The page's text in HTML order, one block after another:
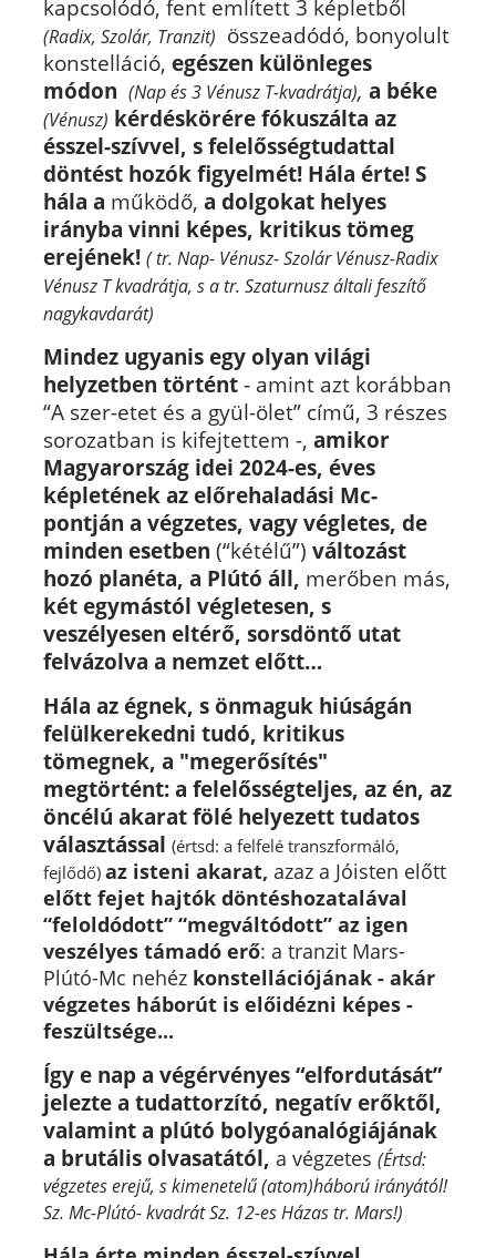
kapcsolódó, fent említett 3 képletből
(Radix, Szolár, Tranzit) összeadódó, bonyolult
konstelláció, egészen különleges
módon (Nap és 3 Vénusz T-kvadrátja), a béke
(Vénusz) kérdéskörére fókuszálta az
ésszel-szívvel, s felelősségtudattal
döntést hozók figyelmét! Hála érte! S
hála a működő, a dolgokat helyes
irányba vinni képes, kritikus tömeg
erejének! ( tr. Nap- Vénusz- Szolár Vénusz-Radix
Vénusz T kvadrátja, s a tr. Szaturnusz általi feszítő
nagykavdarát)
Mindez ugyanis egy olyan világi
helyzetben történt - amint azt korábban
“A szer-etet és a gyül-ölet” című, 3 részes
sorozatban is kifejtettem -, amikor
Magyarország idei 2024-es, éves
képletének az előrehaladási Mc-
pontján a végzetes, vagy végletes, de
minden esetben (“kétélű”) változást
hozó planéta, a Plútó áll, merőben más,
két egymástól végletesen, s
veszélyesen eltérő, sorsdöntő utat
felvázolva a nemzet előtt…
Hála az égnek, s önmaguk hiúságán
felülkerekedni tudó, kritikus
tömegnek, a "megerősítés"
megtörtént: a felelősségteljes, az én, az
öncélú akarat fölé helyezett tudatos
választással (értsd: a felfelé transzformáló,
fejlődő) az isteni akarat, azaz a Jóisten előtt
előtt fejet hajtók döntéshozatalával
“feloldódott” “megváltódott” az igen
veszélyes támadó erő: a tranzit Mars-
Plútó-Mc nehéz konstellációjának - akár
végzetes háborút is előidézni képes -
feszültsége...
Így e nap a végérvényes “elfordutását”
jelezte a tudattorzító, negatív erőktől,
valamint a plútó bolygóanalógiájának
a brutális olvasatától, a végzetes (Értsd:
végzetes erejű, s kimenetelű (atom)háború irányától!
Sz. Mc-Plútó- kvadrát Sz. 12-es Házas tr. Mars!)